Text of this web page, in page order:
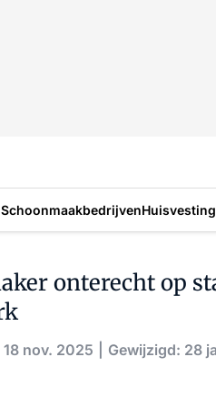
SchoonmaakbedrijvenHuisvesting
onterecht op
nov. 2025 Gewijzigd: 28